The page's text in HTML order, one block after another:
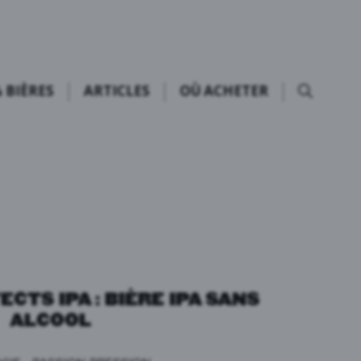
ARTICLES OÙ ACHETER
IPA : BIÈRE IPA SANS
ALCOOL